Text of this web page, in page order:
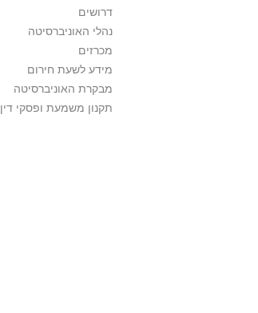
דרושים
נהלי האוניברסיטה
מכרזים
מידע לשעת חירום
מבקרת האוניברסיטה
תקנון משמעת ופסקי דין